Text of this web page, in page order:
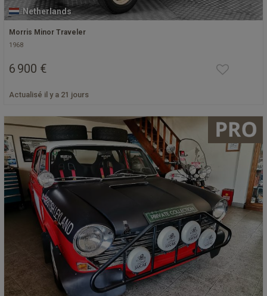
Netherlands
Morris Minor Traveler
1968
6 900 €
Actualisé il y a 21 jours